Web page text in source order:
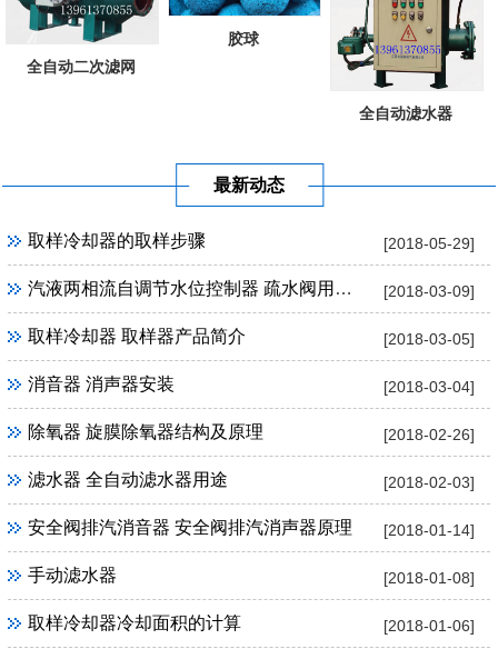
全自动二次滤网
胶球
全自动滤水器
最新动态
[2018-05-29]
取样冷却器的取样步骤
[2018-03-09]
汽液两相流自调节水位控制器 疏水阀用途及优点
[2018-03-05]
取样冷却器 取样器产品简介
[2018-03-04]
消音器 消声器安装
[2018-02-26]
除氧器 旋膜除氧器结构及原理
[2018-02-03]
滤水器 全自动滤水器用途
[2018-01-14]
安全阀排汽消音器 安全阀排汽消声器原理
[2018-01-08]
手动滤水器
[2018-01-06]
取样冷却器冷却面积的计算